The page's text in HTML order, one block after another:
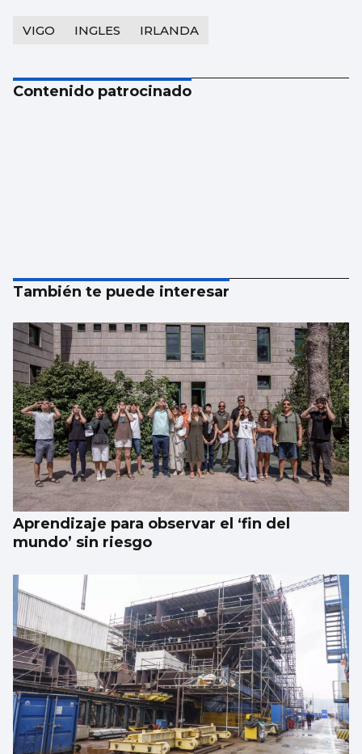
VIGO INGLES IRLANDA
Contenido patrocinado
También te puede interesar
Aprendizaje para observar el ‘fin del
mundo’ sin riesgo